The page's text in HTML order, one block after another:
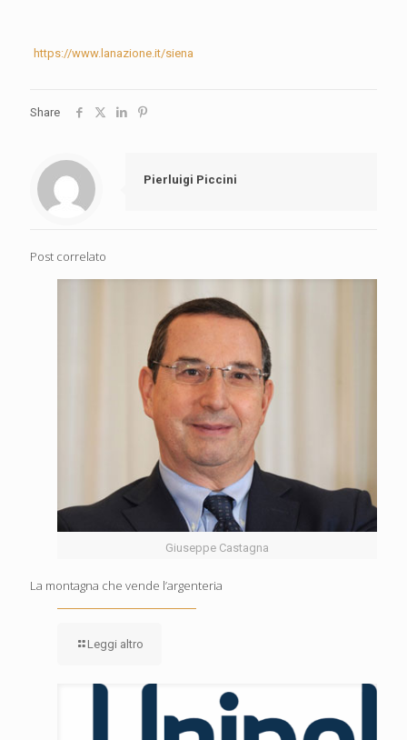
https://www.lanazione.it/siena
Share
Pierluigi Piccini
Post correlato
Giuseppe Castagna
La montagna che vende l’argenteria
Leggi altro